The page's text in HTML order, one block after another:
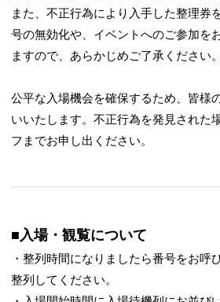
また、不正行為により入手した整理券
号の無効化や、イベントへのご参加を
ますので、あらかじめご了承ください。
公平な入場機会を確保するため、皆様
いいたします。不正行為を発見された
フまでお申し出ください。
■入場・観覧について
・整列時間になりましたら番号をお呼
整列してください。